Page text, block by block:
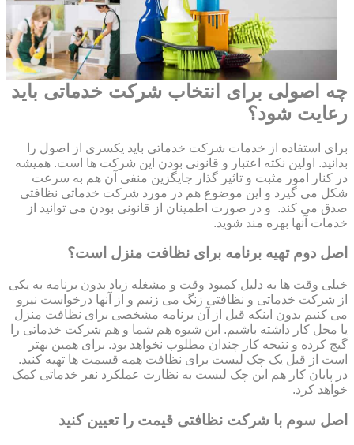
چه اصولی برای انتخاب شرکت خدماتی باید
رعایت شود؟
برای استفاده از خدمات شرکت خدماتی باید یکسری از اصول را
بدانید. اولین نکته اعتبار و قانونی بودن این شرکت ها است. همیشه
در کنار امور مثبت و تاثیر گذار جایگزین منفی آن هم به سرعت
شکل می گیرد و این موضوع هم در مورد شرکت خدماتی نظافتی
صدق می کند. و در صورت اطمینان از قانونی بودن می توانید از
خدمات آنها بهره مند شوید.
اصل دوم تهیه برنامه برای نظافت منزل است؟
خیلی وقت ها به دلیل کمبود وقت و مشغله زیاد بدون برنامه به یکی
از شرکت خدماتی و نظافتی زنگ می زنیم و از آنها درخواست نیرو
می کنیم بدون اینکه قبل از آن برنامه مشخصی برای نظافت منزل
یا محل کار داشته باشیم. این شیوه هم شما و هم شرکت خدماتی را
گیج کرده و نتیجه کار چندان مطلوب نخواهد بود. برای همین بهتر
است از قبل یک چک لیست برای نظافت همه قسمت ها تهیه کنید.
در پایان کار هم این چک لیست به نظارت عملکرد نفر خدماتی کمک
خواهد کرد.
اصل سوم با شرکت نظافتی قیمت را تعیین کنید